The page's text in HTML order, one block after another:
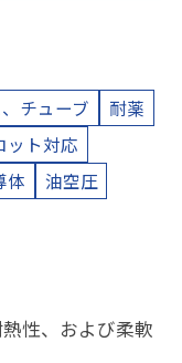
チューブ
耐薬
ット対応
体
油空圧
性、および柔軟